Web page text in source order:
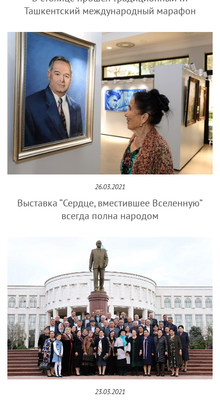
Ташкентский международный марафон
26.03.2021
Выставка “Сердце, вместившее Вселенную”
всегда полна народом
23.03.2021